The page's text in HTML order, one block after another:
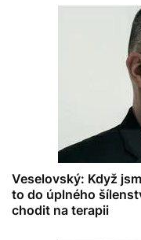
Veselovský: Když
to do úplného
chodit na terapii